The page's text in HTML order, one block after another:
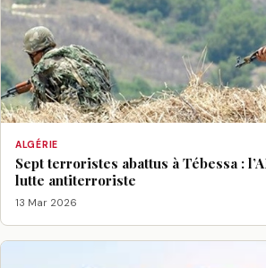
ALGÉRIE
Sept terroristes abattus à Tébessa :
lutte antiterroriste
13 Mar 2026